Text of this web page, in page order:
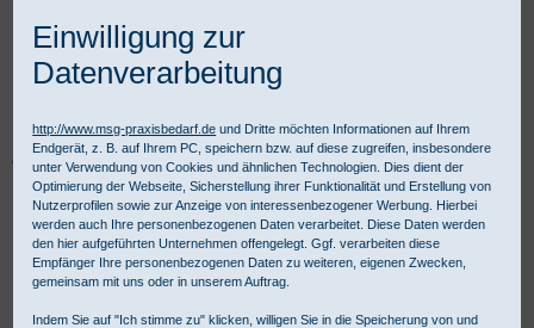
Praxisbedarf Shop Labor
Verbrauchsmaterial
Objektträger und Deckgläser
Deckgläser 18 x 18 mm
Einwilligung zur
Datenverarbeitung
http://www.msg-praxisbedarf.de und Dritte möchten Informationen auf Ihrem
Endgerät, z. B. auf Ihrem PC, speichern bzw. auf diese zugreifen, insbesondere
unter Verwendung von Cookies und ähnlichen Technologien. Dies dient der
Optimierung der Webseite, Sicherstellung ihrer Funktionalität und Erstellung von
Nutzerprofilen sowie zur Anzeige von interessenbezogener Werbung. Hierbei
werden auch Ihre personenbezogenen Daten verarbeitet. Diese Daten werden
den hier aufgeführten Unternehmen offengelegt. Ggf. verarbeiten diese
Empfänger Ihre personenbezogenen Daten zu weiteren, eigenen Zwecken,
gemeinsam mit uns oder in unserem Auftrag.
Indem Sie auf "Ich stimme zu" klicken, willigen Sie in die Speicherung von und